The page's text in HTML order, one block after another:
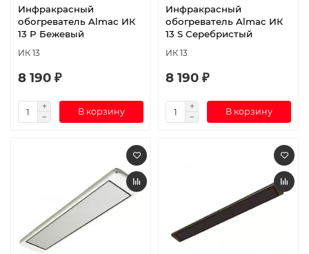
Инфракрасный
обогреватель Almac ИК
13 P Бежевый
ИК 13
8 190 ₽
В корзину
Инфракрасный
обогреватель Almac ИК
13 S Серебристый
ИК 13
8 190 ₽
В корзину